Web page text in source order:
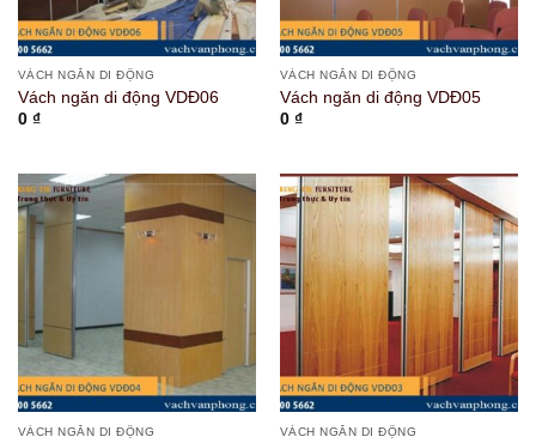
VÁCH NGĂN DI ĐỘNG
Vách ngăn di động VDĐ06
0 ₫
VÁCH NGĂN DI ĐỘNG
Vách ngăn di động VDĐ05
0 ₫
VÁCH NGĂN DI ĐỘNG VÁCH NGĂN DI ĐỘNG